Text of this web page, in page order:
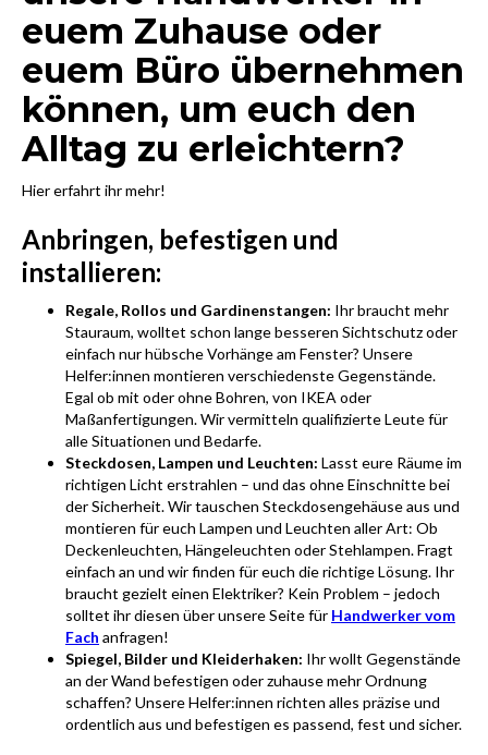
euem Zuhause oder
euem Büro übernehmen
können, um euch den
Alltag zu erleichtern?
Hier erfahrt ihr mehr!
Anbringen, befestigen und
installieren:
Regale, Rollos und Gardinenstangen: Ihr braucht mehr
Stauraum, wolltet schon lange besseren Sichtschutz oder
einfach nur hübsche Vorhänge am Fenster? Unsere
Helfer:innen montieren verschiedenste Gegenstände.
Egal ob mit oder ohne Bohren, von IKEA oder
Maßanfertigungen. Wir vermitteln qualifizierte Leute für
alle Situationen und Bedarfe.
Steckdosen, Lampen und Leuchten: Lasst eure Räume im
richtigen Licht erstrahlen – und das ohne Einschnitte bei
der Sicherheit. Wir tauschen Steckdosengehäuse aus und
montieren für euch Lampen und Leuchten aller Art: Ob
Deckenleuchten, Hängeleuchten oder Stehlampen. Fragt
einfach an und wir finden für euch die richtige Lösung. Ihr
braucht gezielt einen Elektriker? Kein Problem – jedoch
solltet ihr diesen über unsere Seite für Handwerker vom
Fach anfragen!
Spiegel, Bilder und Kleiderhaken: Ihr wollt Gegenstände
an der Wand befestigen oder zuhause mehr Ordnung
schaffen? Unsere Helfer:innen richten alles präzise und
ordentlich aus und befestigen es passend, fest und sicher.